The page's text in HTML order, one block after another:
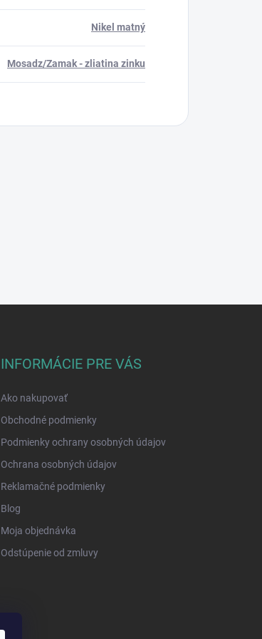
Nikel matný
Mosadz/Zamak - zliatina zinku
INFORMÁCIE PRE VÁS
Ako nakupovať
Obchodné podmienky
Podmienky ochrany osobných údajov
Ochrana osobných údajov
Reklamačné podmienky
Blog
Moja objednávka
Odstúpenie od zmluvy